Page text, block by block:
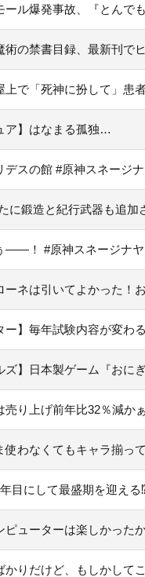
ール爆発事故、『とんで
術の禁書目録、最新刊
上で「死神に扮して」患
ア】はなまる孤独…
デスの館 #原神スネージ
に鍛造と紀行武器も追加
——！ #原神スネージナ
ーネは引いてよかった！
ー】毎年試験内容が変わ
ズ】日本製ゲーム『おに
売り上げ前年比32％減
使わなくてもキャラ揃
目にして最盛期を迎える
ピューターは楽しかった
かりだけど、もしかして